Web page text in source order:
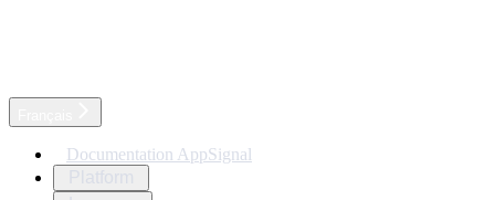
Documentation AppSignal